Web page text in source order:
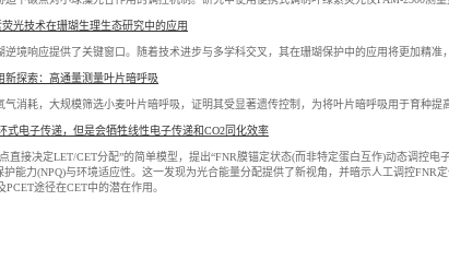
荧光技术在珊瑚生理生态研究中的应用
逆境响应提供了关键窗口。随着技术进步与多学科交叉，其在珊瑚保护中的应用将更加精准
新探索：高通量测量叶片暗呼吸
消耗，大规模筛选小麦叶片暗呼吸，证明其受显著遗传控制，为将叶片暗呼吸用于育种提
式电子传递，但是会牺牲线性电子传递和CO2同化效率
直接决定LET/CET分配”的简单模型，提出“FNR膜锚定状态(而非特定蛋白互作)动态调控
护能力(NPQ)与环境适应性。这一发现为光合能量分配提供了新视角，并暗示人工调控FNR
途径在CET中的潜在作用。